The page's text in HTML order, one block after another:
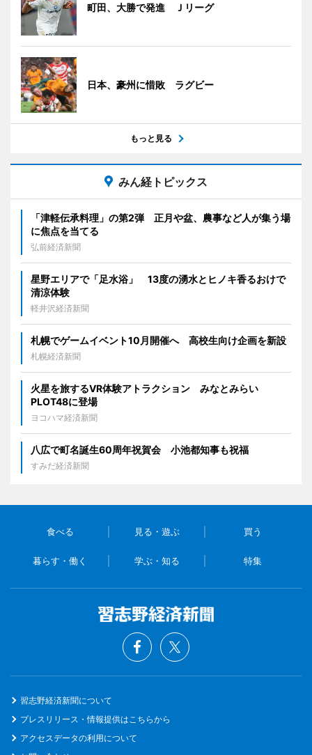
町田、大勝で発進 Ｊリーグ
日本、豪州に惜敗 ラグビー
もっと見る
みん経トピックス
「津軽伝承料理」の第2弾 正月や盆、農事など人が集う場
に焦点を当てる
弘前経済新聞
星野エリアで「足水浴」 13度の湧水とヒノキ香るおけで
清涼体験
軽井沢経済新聞
札幌でゲームイベント10月開催へ 高校生向け企画を新設
札幌経済新聞
火星を旅するVR体験アトラクション みなとみらい
PLOT48に登場
ヨコハマ経済新聞
八広で町名誕生60周年祝賀会 小池都知事も祝福
すみだ経済新聞
食べる 見る・遊ぶ 買う
暮らす・働く 学ぶ・知る 特集
習志野経済新聞について
プレスリリース・情報提供はこちらから
アクセスデータの利用について